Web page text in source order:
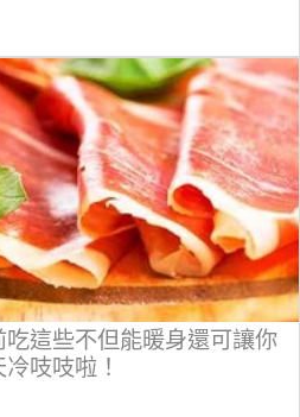
這些不但能暖身還可讓你
吱吱啦！